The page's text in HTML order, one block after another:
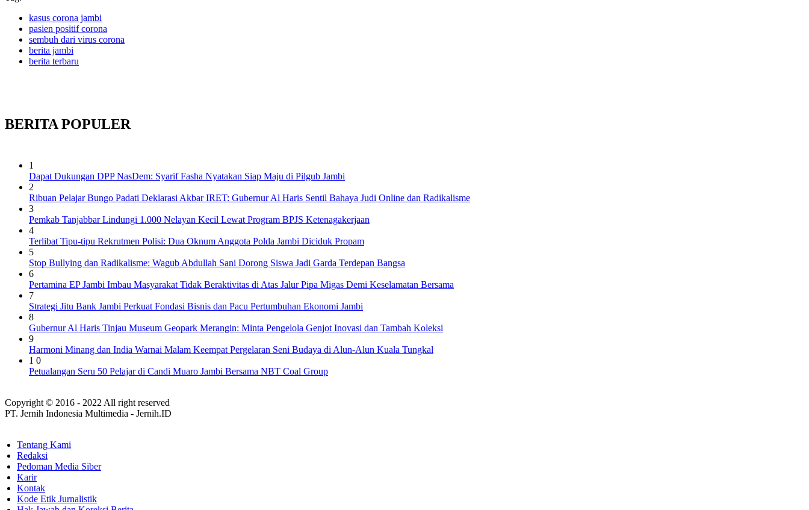
kasus corona jambi
pasien positif corona
sembuh dari virus corona
berita jambi
berita terbaru
BERITA POPULER
1
Dapat Dukungan DPP NasDem: Syarif Fasha Nyatakan Siap Maju di Pilgub Jambi
2
Ribuan Pelajar Bungo Padati Deklarasi Akbar IRET: Gubernur Al Haris Sentil Bahaya Judi Online dan Radikalisme
3
Pemkab Tanjabbar Lindungi 1.000 Nelayan Kecil Lewat Program BPJS Ketenagakerjaan
4
Terlibat Tipu-tipu Rekrutmen Polisi: Dua Oknum Anggota Polda Jambi Diciduk Propam
5
Stop Bullying dan Radikalisme: Wagub Abdullah Sani Dorong Siswa Jadi Garda Terdepan Bangsa
6
Pertamina EP Jambi Imbau Masyarakat Tidak Beraktivitas di Atas Jalur Pipa Migas Demi Keselamatan Bersama
7
Strategi Jitu Bank Jambi Perkuat Fondasi Bisnis dan Pacu Pertumbuhan Ekonomi Jambi
8
Gubernur Al Haris Tinjau Museum Geopark Merangin: Minta Pengelola Genjot Inovasi dan Tambah Koleksi
9
Harmoni Minang dan India Warnai Malam Keempat Pergelaran Seni Budaya di Alun-Alun Kuala Tungkal
1 0
Petualangan Seru 50 Pelajar di Candi Muaro Jambi Bersama NBT Coal Group
Copyright © 2016 - 2022 All right reserved
PT. Jernih Indonesia Multimedia - Jernih.ID
Tentang Kami
Redaksi
Pedoman Media Siber
Karir
Kontak
Kode Etik Jurnalistik